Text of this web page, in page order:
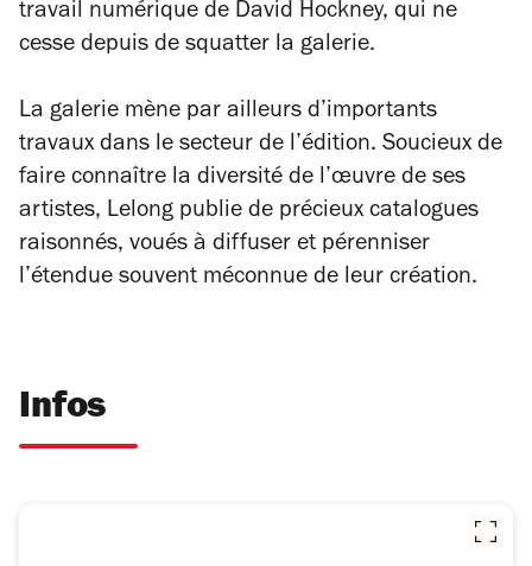
travail numérique de David Hockney, qui ne
cesse depuis de squatter la galerie.
La galerie mène par ailleurs d’importants
travaux dans le secteur de l’édition. Soucieux de
faire connaître la diversité de l’œuvre de ses
artistes, Lelong publie de précieux catalogues
raisonnés, voués à diffuser et pérenniser
l’étendue souvent méconnue de leur création.
Infos